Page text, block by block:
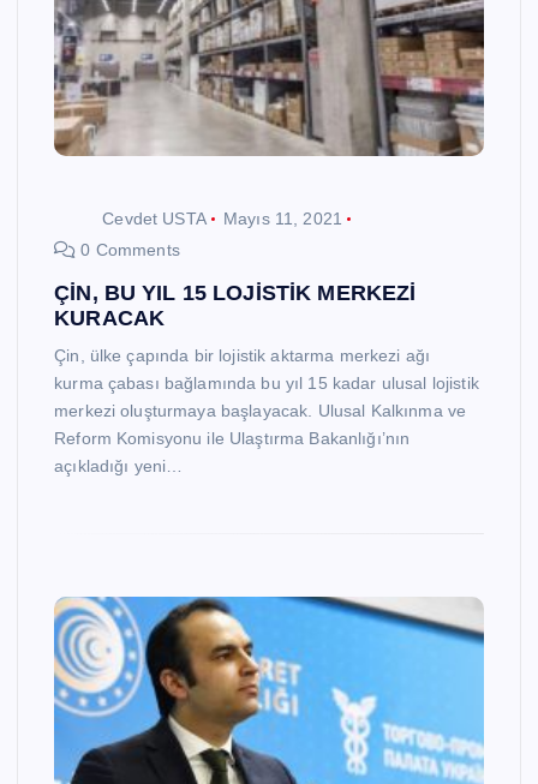
Cevdet USTA
Mayıs 11, 2021
0 Comments
ÇİN, BU YIL 15 LOJİSTİK MERKEZİ
KURACAK
Çin, ülke çapında bir lojistik aktarma merkezi ağı
kurma çabası bağlamında bu yıl 15 kadar ulusal lojistik
merkezi oluşturmaya başlayacak. Ulusal Kalkınma ve
Reform Komisyonu ile Ulaştırma Bakanlığı’nın
açıkladığı yeni…